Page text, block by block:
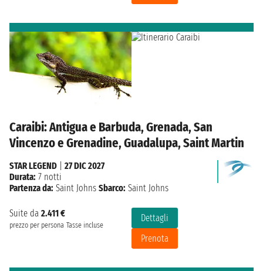
Caraibi: Antigua e Barbuda, Grenada, San
Vincenzo e Grenadine, Guadalupa, Saint Martin
Suite da 2.411 €
prezzo per persona Tasse incluse
Dettagli
Prenota
STAR LEGEND
27 DIC 2027
Durata: 7 notti
Partenza da: Saint Johns Sbarco: Saint Johns